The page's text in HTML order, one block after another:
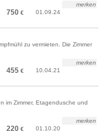
750 € 01.09.24
merken
zu vermieten. Die Zimmer
455 € 10.04.21
merken
im Zimmer, Etagendusche und
220 € 01.10.20
merken